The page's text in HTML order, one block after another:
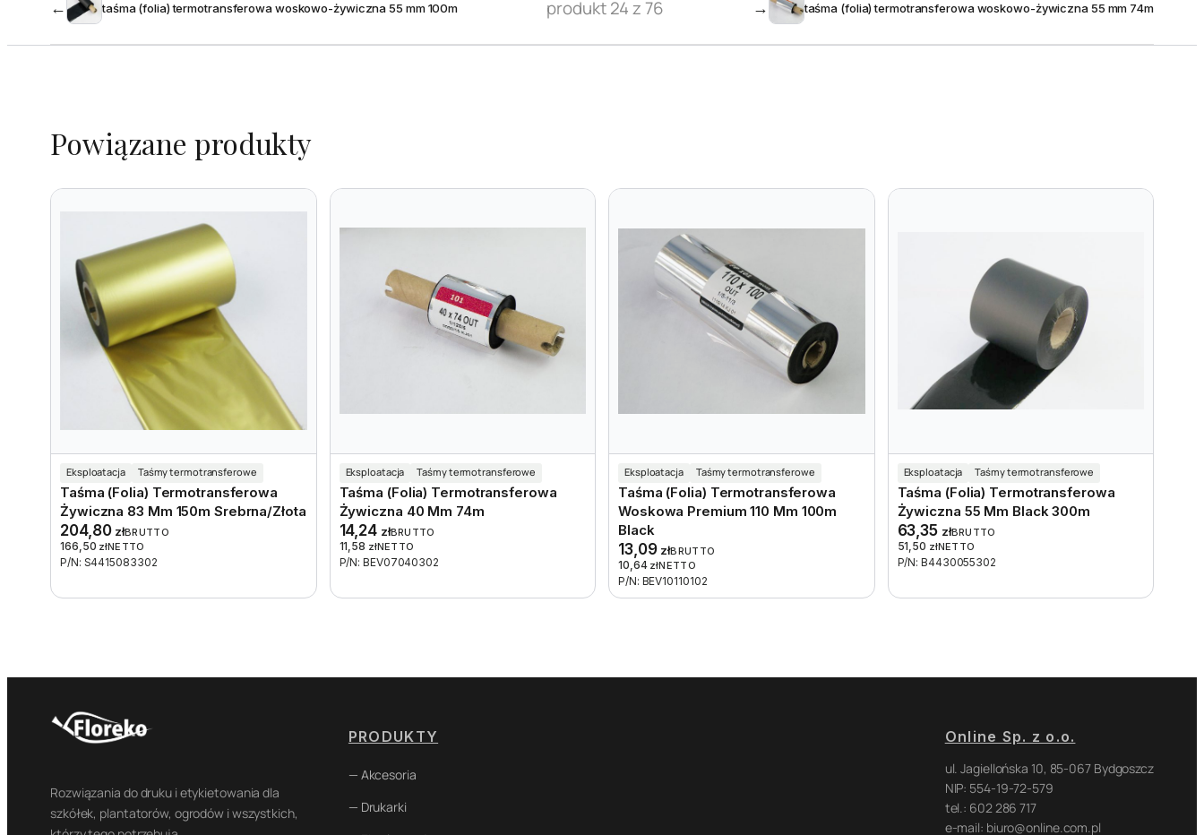
← taśma (folia) termotransferowa woskowo-żywiczna 55 mm 100m produkt 24 z 76 taśma (folia) termotransferowa woskowo-żywiczna 55 mm 74m
→
Powiązane produkty
Eksploatacja Taśmy termotransferowe
Taśma (folia) Termotransferowa
Żywiczna 83 Mm 150m Srebrna/złota
204,80 złBRUTTO
166,50 złNETTO
P/N: S4415083302
Eksploatacja Taśmy termotransferowe
Taśma (folia) Termotransferowa
Żywiczna 40 Mm 74m
14,24 złBRUTTO
11,58 złNETTO
P/N: BEV07040302
Eksploatacja Taśmy termotransferowe
Taśma (folia) Termotransferowa
Woskowa Premium 110 Mm 100m
Black
13,09 złBRUTTO
10,64 złNETTO
P/N: BEV10110102
Eksploatacja Taśmy termotransferowe
Taśma (folia) Termotransferowa
Żywiczna 55 Mm Black 300m
63,35 złBRUTTO
51,50 złNETTO
P/N: B4430055302
Rozwiązania do druku i etykietowania dla
szkółek, plantatorów, ogrodów i wszystkich,
PRODUKTY
— Akcesoria
— Drukarki
Online Sp. z o.o.
ul. Jagiellońska 10, 85-067 Bydgoszcz
NIP: 554-19-72-579
tel.: 602 286 717
e-mail: biuro@online.com.pl